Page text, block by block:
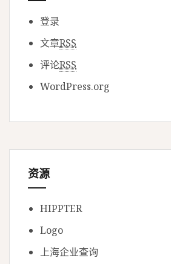
登录
文章RSS
评论RSS
WordPress.org
资源
HIPPTER
Logo
上海企业查询